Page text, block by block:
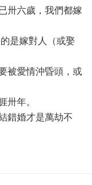
卅六歲，我們都嫁
是嫁對人（或娶
被愛情沖昏頭，或
卅年。
錯婚才是萬劫不